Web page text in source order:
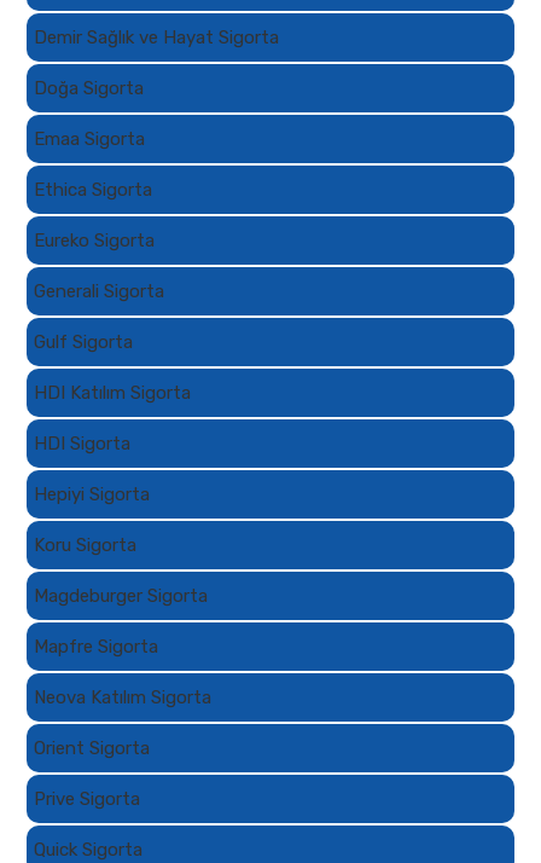
Demir Sağlık ve Hayat Sigorta
Doğa Sigorta
Emaa Sigorta
Ethica Sigorta
Eureko Sigorta
Generali Sigorta
Gulf Sigorta
HDI Katılım Sigorta
HDI Sigorta
Hepiyi Sigorta
Koru Sigorta
Magdeburger Sigorta
Mapfre Sigorta
Neova Katılım Sigorta
Orient Sigorta
Prive Sigorta
Quick Sigorta